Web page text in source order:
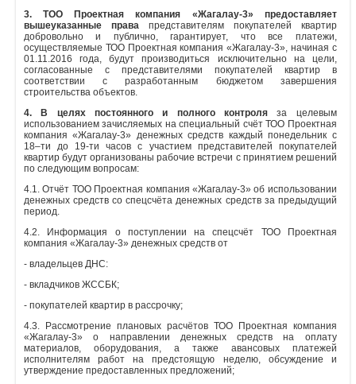
3. ТОО Проектная компания «Жагалау-3» предоставляет
вышеуказанные права представителям покупателей квартир
добровольно и публично, гарантирует, что все платежи,
осуществляемые ТОО Проектная компания «Жагалау-3», начиная с
01.11.2016 года, будут производиться исключительно на цели,
согласованные с представителями покупателей квартир в
соответствии с разработанным бюджетом завершения
строительства объектов.
4. В целях постоянного и полного контроля за целевым
использованием зачисляемых на специальный счёт ТОО Проектная
компания «Жагалау-3» денежных средств каждый понедельник с
18–ти до 19-ти часов с участием представителей покупателей
квартир будут организованы рабочие встречи с принятием решений
по следующим вопросам:
4.1. Отчёт ТОО Проектная компания «Жагалау-3» об использовании
денежных средств со спецсчёта денежных средств за предыдущий
период.
4.2. Информация о поступлении на спецсчёт ТОО Проектная
компания «Жагалау-3» денежных средств от
- владельцев ДНС:
- вкладчиков ЖССБК;
- покупателей квартир в рассрочку;
4.3. Рассмотрение плановых расчётов ТОО Проектная компания
«Жагалау-3» о направлении денежных средств на оплату
материалов, оборудования, а также авансовых платежей
исполнителям работ на предстоящую неделю, обсуждение и
утверждение предоставленных предложений;